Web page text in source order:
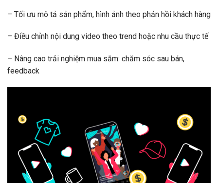
– Tối ưu mô tả sản phẩm, hình ảnh theo phản hồi khách hàng
– Điều chỉnh nội dung video theo trend hoặc nhu cầu thực tế
– Nâng cao trải nghiệm mua sắm: chăm sóc sau bán,
feedback